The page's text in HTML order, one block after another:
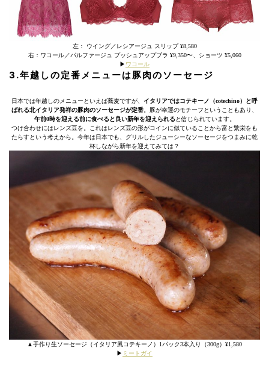
左： ウイング／レシアージュ スリップ ¥8,580
右：ワコール／パルファージュ プッシュアップブラ ¥9,350〜、ショーツ ¥5,060
▶︎ ワコール
3.年越しの定番メニューは豚肉のソーセージ
日本では年越しのメニューといえば蕎麦ですが、 イタリアではコテキーノ（cotechino）と呼
ばれる北イタリア発祥の豚肉のソーセージが定番。豚が幸運のモチーフということもあり、
午前0時を迎える前に食べると良い新年を迎えられると信じられています。
つけ合わせにはレンズ豆を。これはレンズ豆の形がコインに似ていることから富と繁栄をも
たらすという考えから。今年は日本でも、グリルしたジューシーなソーセージをつまみに乾
杯しながら新年を迎えてみては？
▲手作り生ソーセージ（イタリア風コテキーノ）1パック3本入り（300g）¥1,580
▶︎ ミートガイ